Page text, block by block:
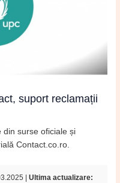
suport reclamații
din surse oficiale și
Contact.co.ro.
|Ultima actualizare: